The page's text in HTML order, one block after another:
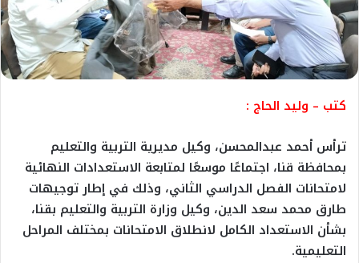
كتب – وليد الحاج :
ترأس أحمد عبدالمحسن، وكيل مديرية التربية والتعليم
بمحافظة قنا، اجتماعًا موسعًا لمتابعة الاستعدادات النهائية
لامتحانات الفصل الدراسي الثاني، وذلك في إطار توجيهات
طارق محمد سعد الدين، وكيل وزارة التربية والتعليم بقنا،
بشأن الاستعداد الكامل لانطلاق الامتحانات بمختلف المراحل
التعليمية.